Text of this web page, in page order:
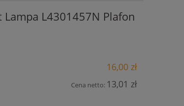
Lampa L4301457N Plafon
16,00 zł
Cena netto: 13,01 zł